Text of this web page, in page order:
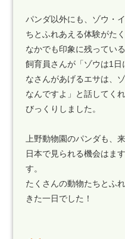
パンダ以外にも、ゾウ・
ちとふれあえる体験がた
なかでも印象に残ってい
飼育員さんが「ゾウは1
なさんがあげるエサは、
なんですよ」と話してく
びっくりしました。
上野動物園のパンダも、
日本で見られる機会はま
す。
たくさんの動物たちとふ
きた一日でした！